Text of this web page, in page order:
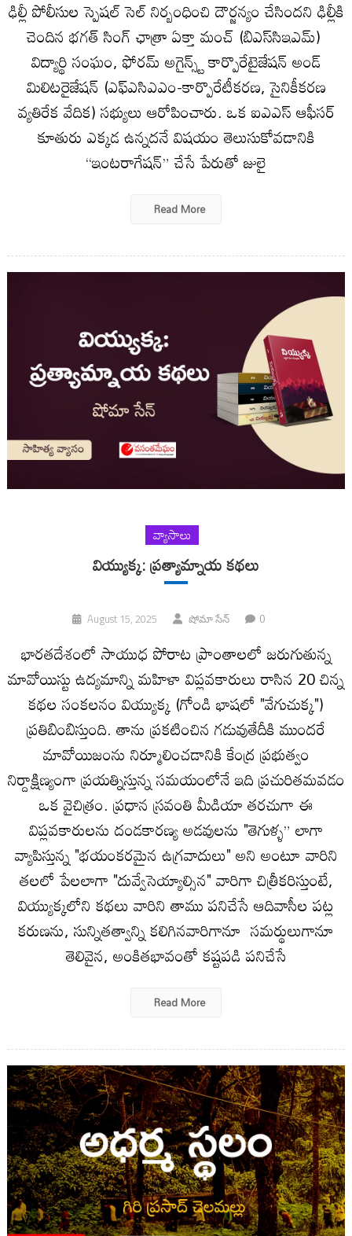
ఢిల్లీ పోలీసుల స్పెషల్ సెల్ నిర్బంధించి దౌర్జన్యం చేసిందని ఢిల్లీకి
చెందిన భగత్ సింగ్ ఛాత్రా ఏక్తా మంచ్ (బిఎస్‌సిఇఎమ్)
విద్యార్థి సంఘం, ఫోరమ్ అగైన్స్ట్ కార్పొరేటైజేషన్ అండ్
మిలిటరైజేషన్ (ఎఫ్ఎసిఎఎం-కార్పొరేటీకరణ, సైనికీకరణ
వ్యతిరేక వేదిక) సభ్యులు ఆరోపించారు. ఒక ఐఎఎస్ ఆఫీసర్
కూతురు ఎక్కడ ఉన్నదనే విషయం తెలుసుకోవడానికి
“ఇంటరాగేషన్” చేసే పేరుతో జులై
Read More
వ్యాసాలు
వియ్యుక్క: ప్రత్యామ్నాయ కథలు
August 15, 2025 షోమా సేన్ 0
భారతదేశంలో సాయుధ పోరాట ప్రాంతాలలో జరుగుతున్న
మావోయిస్టు ఉద్యమాన్ని మహిళా విప్లవకారులు రాసిన 20 చిన్న
కథల సంకలనం వియ్యుక్క (గోండి భాషలో "వేగుచుక్క")
ప్రతిబింబిస్తుంది. తాను ప్రకటించిన గడువుతేదీకి ముందరే
మావోయిజంను నిర్మూలించడానికి కేంద్ర ప్రభుత్వం
నిర్దాక్షిణ్యంగా ప్రయత్నిస్తున్న సమయంలోనే ఇది ప్రచురితమవడం
ఒక వైచిత్రం. ప్రధాన స్రవంతి మీడియా తరచుగా ఈ
విప్లవకారులను దండకారణ్య అడవులను "తెగుళ్ళ” లాగా
వ్యాపిస్తున్న "భయంకరమైన ఉగ్రవాదులు" అని అంటూ వారిని
తలలో పేలలాగా "దువ్వేసెయ్యాల్సిన" వారిగా చిత్రీకరిస్తుంటే,
వియ్యుక్కలోని కథలు వారిని తాము పనిచేసే ఆదివాసీల పట్ల
కరుణను, సున్నితత్వాన్ని కలిగినవారిగానూ సమర్థులుగానూ
తెలివైన, అంకితభావంతో కష్టపడి పనిచేసే
Read More